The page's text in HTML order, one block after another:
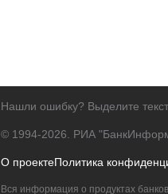
Нашли ошибку? Выделите
© 1994-2026. РИА
О проектеПолитика
Вся информация о продуктах